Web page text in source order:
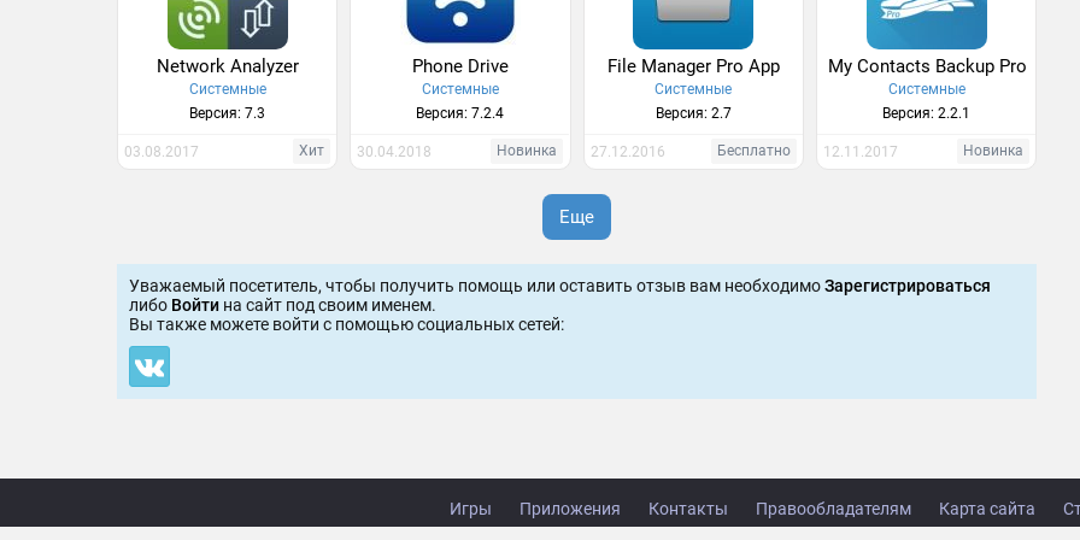
Network Analyzer
Системные
Версия: 7.3
03.08.2017 Хит
Phone Drive
Системные
Версия: 7.2.4
30.04.2018 Новинка
File Manager Pro App
Системные
Версия: 2.7
27.12.2016 Бесплатно
My Contacts Backup Pro
Системные
Версия: 2.2.1
12.11.2017 Новинка
Еще
Уважаемый посетитель, чтобы получить помощь или оставить отзыв вам необходимоЗарегистрироваться
либо Войти на сайт под своим именем.
Вы также можете войти c помощью социальных сетей:
Игры Приложения Контакты Правообладателям Карта сайта